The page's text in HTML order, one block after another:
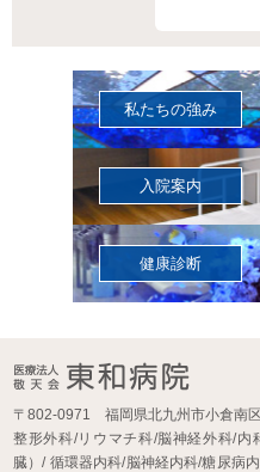
私たちの強み
入院案内
健康診断
〒802-0971 福岡県北九州市小倉南
整形外科/リウマチ科/脳神経外科/
臓）/循環器内科/脳神経内科/糖尿病